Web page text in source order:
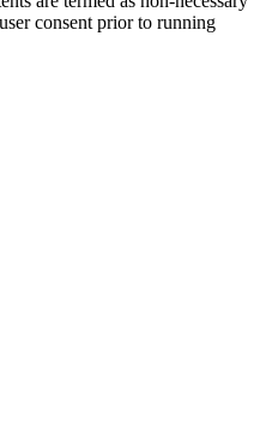
consent prior to running